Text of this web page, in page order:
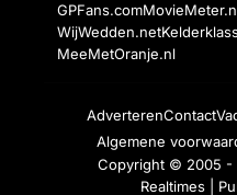
GPFans.com
WijWedden.net
MeeMetOranje.nl
AdverterenContact
Algemene
Copyright © 2005 -
Realtimes |